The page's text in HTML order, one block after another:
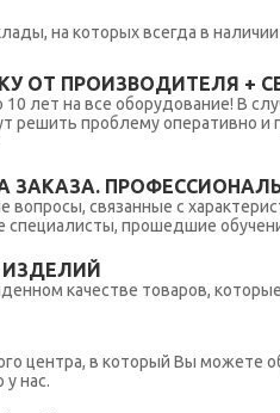
на которых всегда в
ОТ ПРОИЗВОДИТЕЛЯ +
лет на все оборудование! В
решить проблему оперативно
ЗАКАЗА.
вопросы, связанные с
прошедшие
ИЗДЕЛИЙ
качестве товаров,
центра, в который Вы можете
у нас.